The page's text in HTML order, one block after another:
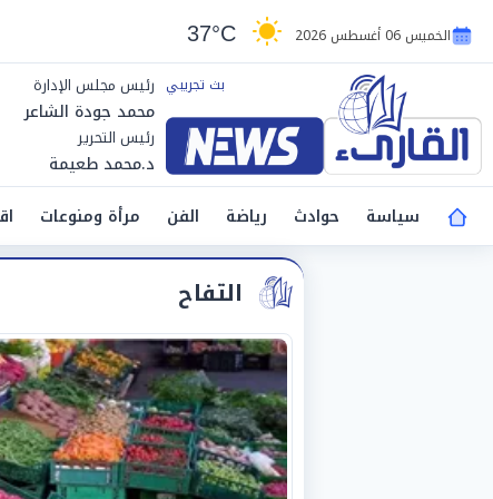
الخميس 06 أغسطس 2026 37°C
رئيس مجلس الإدارة
محمد جودة الشاعر
رئيس التحرير
د.محمد طعيمة
سياسة
حوادث رياضة الفن مرأة ومنوعات
التفاح